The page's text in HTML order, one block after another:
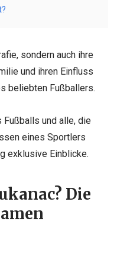
sondern auch ihre
und ihren Einfluss
beliebten Fußballers.
Fußballs und alle, die
eines Sportlers
exklusive Einblicke.
Die